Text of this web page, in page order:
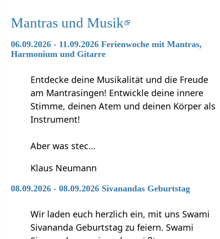
Mantras und Musik
06.09.2026 - 11.09.2026 Ferienwoche mit Mantras,
Harmonium und Gitarre
Entdecke deine Musikalität und die Freude
am Mantrasingen! Entwickle deine innere
Stimme, deinen Atem und deinen Körper als
Instrument!
Aber was stec…
Klaus Neumann
08.09.2026 - 08.09.2026 Sivanandas Geburtstag
Wir laden euch herzlich ein, mit uns Swami
Sivananda Geburtstag zu feiern. Swami